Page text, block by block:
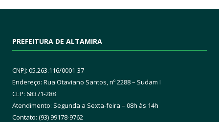
PREFEITURA DE ALTAMIRA
CNPJ: 05.263.116/0001-37
Endereço: Rua Otaviano Santos, nº 2288 – Sudam I
CEP: 68371-288
Atendimento: Segunda a Sexta-feira – 08h às 14h
Contato: (93) 99178-9762